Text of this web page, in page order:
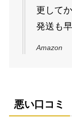
更して
発送も
Amazon
悪い口コミ